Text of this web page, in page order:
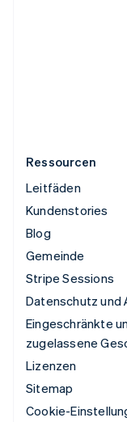
Ressourcen
Leitfäden
Kundenstories
Blog
Gemeinde
Stripe Sessions
Datenschutz und
Eingeschränkte
zugelassene
Lizenzen
Sitemap
Cookie-